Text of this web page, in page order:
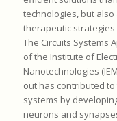
technologies, but
therapeutic
The Circuits Systems
of the Institute of
Nanotechnologies
out has contributed
systems by
neurons and